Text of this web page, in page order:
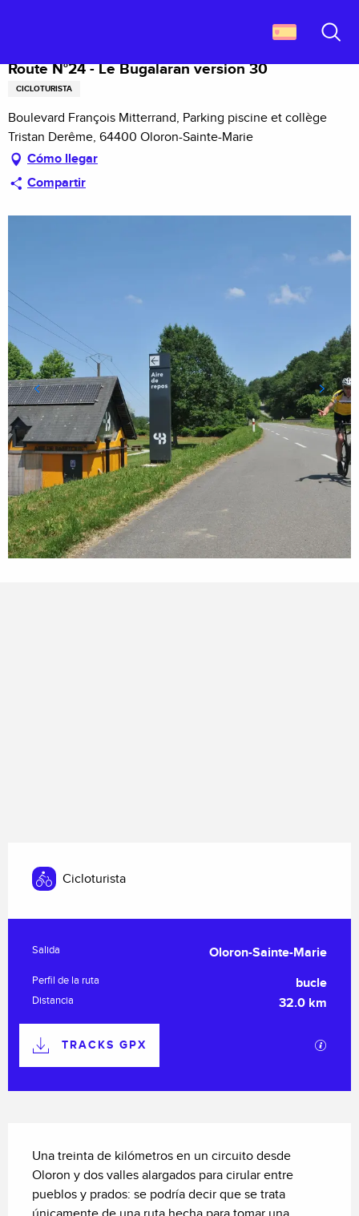
principal
Route N°24 - Le Bugalaran version 30
CICLOTURISTA
Boulevard François Mitterrand, Parking piscine et collège
Tristan Derême, 64400 Oloron-Sainte-Marie
Cómo llegar
Compartir
Cicloturista
Información práctica
Salida Oloron-Sainte-Marie
Perfil de la ruta bucle
Distancia 32.0 km
TRACKS GPX Los
Una treinta de kilómetros en un circuito desde
Oloron y dos valles alargados para cirular entre
pueblos y prados: se podría decir que se trata